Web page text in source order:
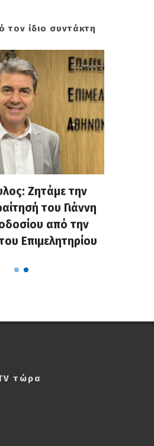
τον ίδιο συντάκτη
Ζητάμε την
του Γιάννη
από την
Επιμελητηρίου
τώρα